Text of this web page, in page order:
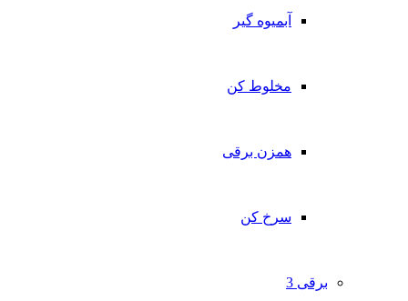
آبمیوه گیر
مخلوط کن
همزن برقی
سرخ کن
برقی 3